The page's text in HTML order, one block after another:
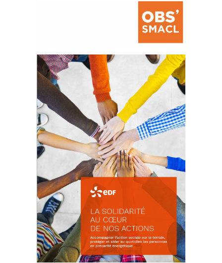
La prévention des conflits
d’intérêts
18 septembre 2023
FEUILLETER